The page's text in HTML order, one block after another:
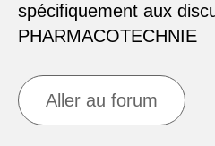
spécifiquement aux
PHARMACOTECHNIE
Aller au forum